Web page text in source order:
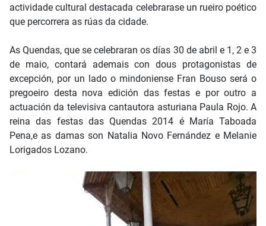
actividade cultural destacada celebrarase un rueiro poético
que percorrera as rúas da cidade.
As Quendas, que se celebraran os días 30 de abril e 1, 2 e 3
de maio, contará ademais con dous protagonistas de
excepción, por un lado o mindoniense Fran Bouso será o
pregoeiro desta nova edición das festas e por outro a
actuación da televisiva cantautora asturiana Paula Rojo. A
reina das festas das Quendas 2014 é María Taboada
Pena,e as damas son Natalia Novo Fernández e Melanie
Lorigados Lozano.